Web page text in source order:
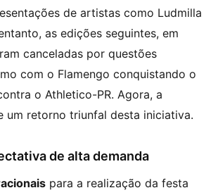
de artistas como Ludmilla
as edições seguintes, em
canceladas por questões
com o Flamengo conquistando o
o Athletico-PR. Agora, a
um retorno triunfal desta iniciativa.
de alta demanda
para a realização da festa